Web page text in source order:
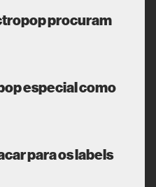
procuram
especial como
para os labels